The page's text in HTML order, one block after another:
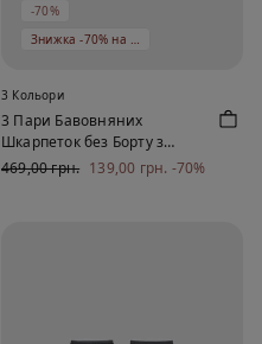
-70%
3 Кольори
3 Пари Бавовняних
Шкарпеток без Борту з
Візерунком для Хлопчиків
469,00 грн. 139,00 грн. -70%